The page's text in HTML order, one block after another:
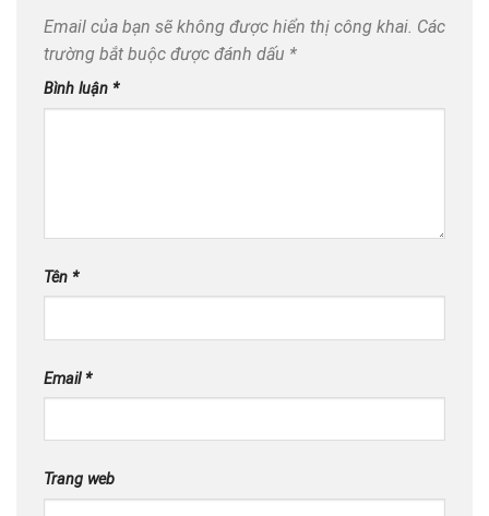
Email của bạn sẽ không được hiển thị công khai. Các
trường bắt buộc được đánh dấu *
Bình luận *
Tên *
Email*
Trang web